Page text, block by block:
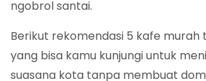
ngobrol santai.
Berikut rekomendasi 5 kafe murah
yang bisa kamu kunjungi untuk
suasana kota tanpa membuat